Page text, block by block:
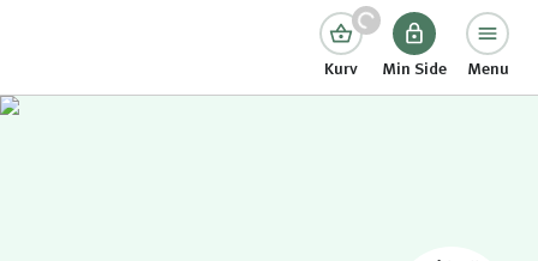
Kurv Min Side Menu